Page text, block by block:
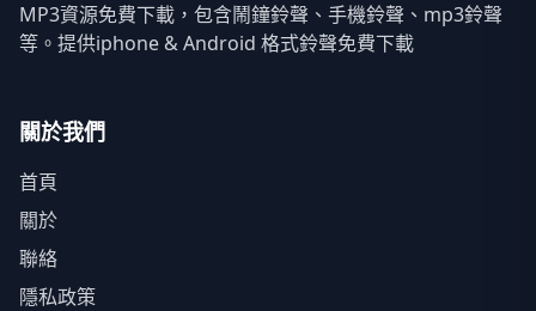
MP3資源免費下載，包含鬧鐘鈴聲、手機鈴聲、mp3鈴聲
等。提供iphone & Android 格式鈴聲免費下載
關於我們
首頁
關於
聯絡
隱私政策